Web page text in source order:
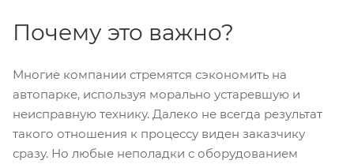
Почему это важно?
Многие компании стремятся сэкономить на
автопарке, используя морально устаревшую и
неисправную технику. Далеко не всегда результат
такого отношения к процессу виден заказчику
сразу. Но любые неполадки с оборудованием